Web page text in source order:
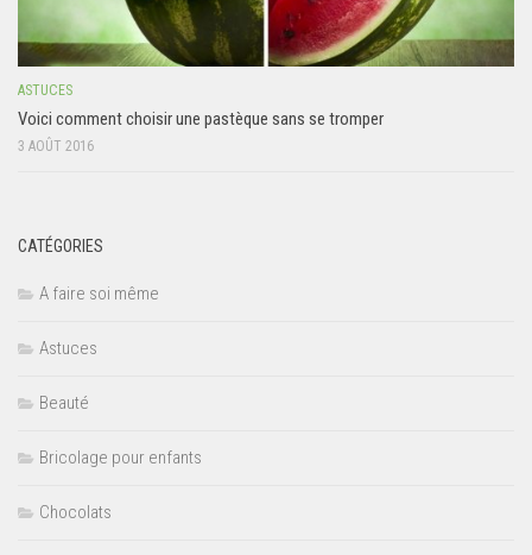
ASTUCES
Voici comment choisir une pastèque sans se tromper
3 AOÛT 2016
CATÉGORIES
A faire soi même
Astuces
Beauté
Bricolage pour enfants
Chocolats